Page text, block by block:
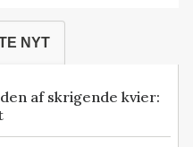
NYT
af skrigende kvier: